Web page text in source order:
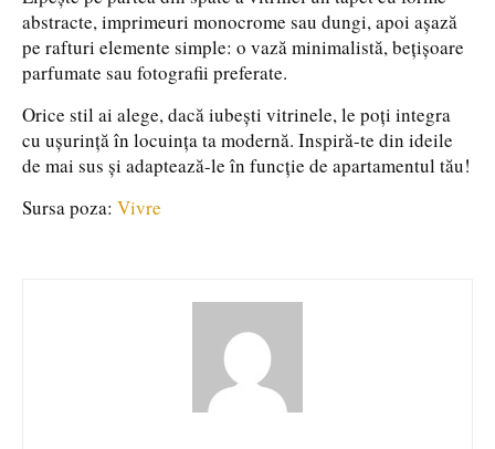
abstracte, imprimeuri monocrome sau dungi, apoi așază
pe rafturi elemente simple: o vază minimalistă, bețișoare
parfumate sau fotografii preferate.
Orice stil ai alege, dacă iubești vitrinele, le poți integra
cu ușurință în locuința ta modernă. Inspiră-te din ideile
de mai sus și adaptează-le în funcție de apartamentul tău!
Sursa poza: Vivre